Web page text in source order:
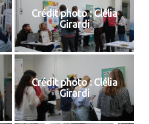
Crédit photo : Clélia
Girardi
Crédit photo : Clélia
Girardi